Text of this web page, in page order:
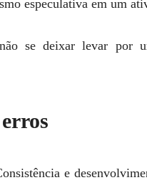
especulativa em um
se deixar levar por
e